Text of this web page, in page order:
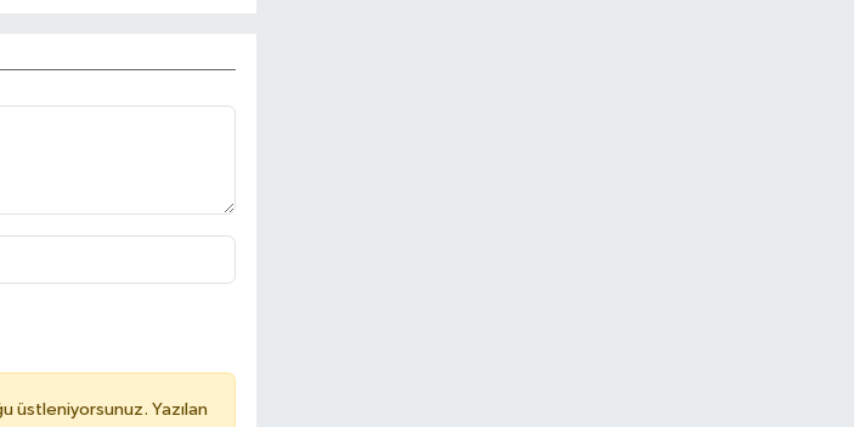
üstleniyorsunuz. Yazılan